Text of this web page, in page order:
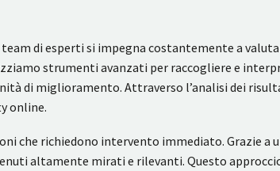
di esperti si impegna costantemente a
strumenti avanzati per raccogliere e
di miglioramento. Attraverso l’analisi dei
online.
che richiedono intervento immediato. Grazie a
altamente mirati e rilevanti. Questo